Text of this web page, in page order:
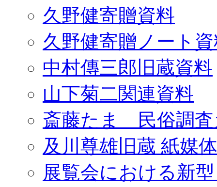
久野健寄贈資料
久野健寄贈ノート
中村傳三郎旧蔵資料
山下菊二関連資料
斎藤たま 民俗調査
及川尊雄旧蔵 紙媒
展覧会における新